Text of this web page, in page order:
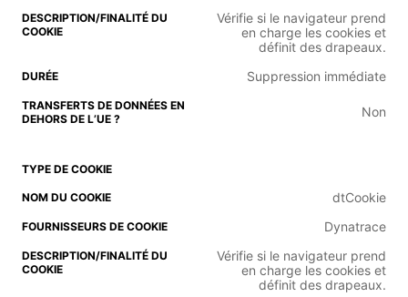
Vérifie si le navigateur prend
en charge les cookies et
définit des drapeaux.
Suppression immédiate
Non
dtCookie
Dynatrace
Vérifie si le navigateur prend
en charge les cookies et
définit des drapeaux.